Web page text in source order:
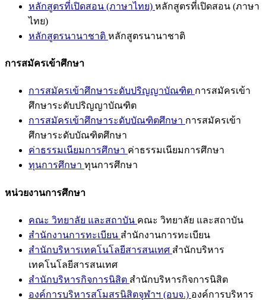
หลักสูตรที่เปิดสอน (ภาษาไทย) หลักสูตรที่เปิดสอน (ภาษา
ไทย)
หลักสูตรนานาชาติ หลักสูตรนานาชาติ
การสมัครเข้าศึกษา
การสมัครเข้าศึกษาระดับปริญญาบัณฑิต การสมัครเข้า
ศึกษาระดับปริญญาบัณฑิต
การสมัครเข้าศึกษาระดับบัณฑิตศึกษา การสมัครเข้า
ศึกษาระดับบัณฑิตศึกษา
ค่าธรรมเนียมการศึกษา ค่าธรรมเนียมการศึกษา
ทุนการศึกษา ทุนการศึกษา
หน่วยงานการศึกษา
คณะ วิทยาลัย และสถาบัน คณะ วิทยาลัย และสถาบัน
สำนักงานการทะเบียน สำนักงานการทะเบียน
สำนักบริหารเทคโนโลยีสารสนเทศ สำนักบริหาร
เทคโนโลยีสารสนเทศ
สำนักบริหารกิจการนิสิต สำนักบริหารกิจการนิสิต
องค์การบริหารสโมสรนิสิตจุฬาฯ (อบจ.) องค์การบริหาร